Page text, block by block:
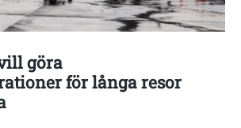
göra
för långa resor